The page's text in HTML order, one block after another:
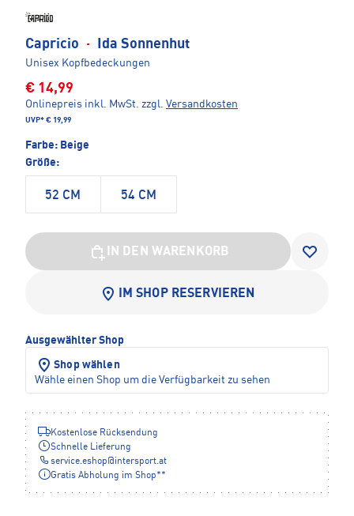
Capricio · Ida Sonnenhut
Unisex Kopfbedeckungen
€ 14,99
Onlinepreis inkl. MwSt. zzgl. Versandkosten
UVP* € 19,99
Farbe: Beige
Größe:
52 CM 54 CM
IN DEN WARENKORB
IM SHOP RESERVIEREN
Ausgewählter Shop
Shop wählen
Wähle einen Shop um die Verfügbarkeit zu sehen
Kostenlose Rücksendung
Schnelle Lieferung
service.eshop@intersport.at
Gratis Abholung im Shop**